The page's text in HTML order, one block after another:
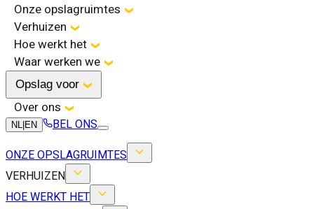
Onze opslagruimtes
Verhuizen
Hoe werkt het
Waar werken we
Opslag voor
Over ons
NL EN
BEL ONS
ONZE OPSLAGRUIMTES
VERHUIZEN
HOE WERKT HET